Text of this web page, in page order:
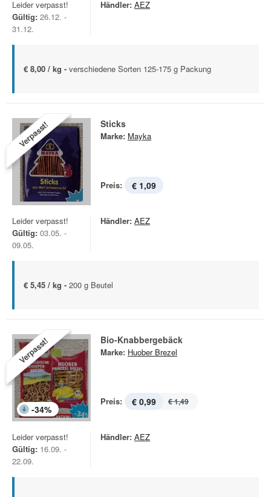
Leider verpasst!
Gültig: 26.12. -
31.12.
Händler: AEZ
€ 8,00 / kg - verschiedene Sorten 125-175 g Packung
Verpasst! Sticks
Marke: Mayka
Preis: € 1,09
Leider verpasst!
Gültig: 03.05. -
09.05.
Händler: AEZ
€ 5,45 / kg - 200 g Beutel
Verpasst!
-34%
Bio-Knabbergebäck
Marke: Huober Brezel
Preis: € 0,99 € 1,49
Leider verpasst!
Gültig: 16.09. -
22.09.
Händler: AEZ